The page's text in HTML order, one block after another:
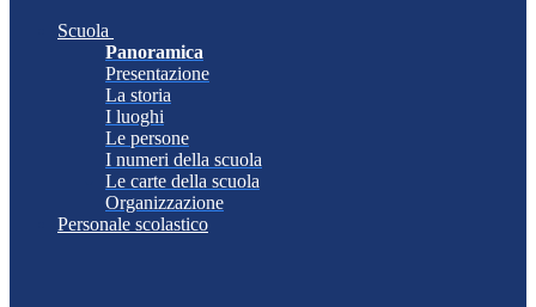
Scuola
Panoramica
Presentazione
La storia
I luoghi
Le persone
I numeri della scuola
Le carte della scuola
Organizzazione
Personale scolastico